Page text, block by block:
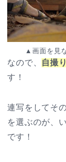
▲画面を見
なので、 自撮
す！
連写をしてそ
を選ぶのが、
です！